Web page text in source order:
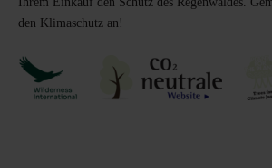
den Klimaschutz an!